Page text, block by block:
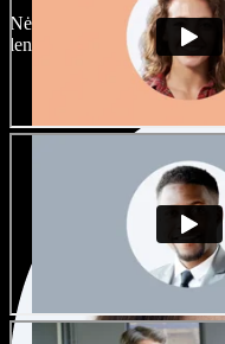
Nėra dviejų vienodų
lengvai juos prisitaikykite.